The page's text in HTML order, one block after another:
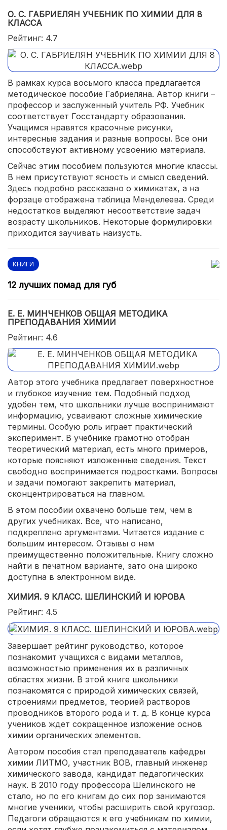
О. С. ГАБРИЕЛЯН УЧЕБНИК ПО ХИМИИ ДЛЯ 8
КЛАССА
Рейтинг: 4.7
В рамках курса восьмого класса предлагается
методическое пособие Габриеляна. Автор книги –
профессор и заслуженный учитель РФ. Учебник
соответствует Госстандарту образования.
Учащимся нравятся красочные рисунки,
интересные задания и разные вопросы. Все они
способствуют активному усвоению материала.
Сейчас этим пособием пользуются многие классы.
В нем присутствуют ясность и смысл сведений.
Здесь подробно рассказано о химикатах, а на
форзаце отображена таблица Менделеева. Среди
недостатков выделяют несоответствие задач
возрасту школьников. Некоторые формулировки
приходится заучивать наизусть.
КНИГИ
12 лучших помад для губ
Е. Е. МИНЧЕНКОВ ОБЩАЯ МЕТОДИКА
ПРЕПОДАВАНИЯ ХИМИИ
Рейтинг: 4.6
Автор этого учебника предлагает поверхностное
и глубокое изучение тем. Подобный подход
удобен тем, что школьники лучше воспринимают
информацию, усваивают сложные химические
термины. Особую роль играет практический
эксперимент. В учебнике грамотно отобран
теоретический материал, есть много примеров,
которые поясняют изложенные сведения. Текст
свободно воспринимается подростками. Вопросы
и задачи помогают закрепить материал,
сконцентрироваться на главном.
В этом пособии охвачено больше тем, чем в
других учебниках. Все, что написано,
подкреплено аргументами. Читается издание с
большим интересом. Отзывы о нем
преимущественно положительные. Книгу сложно
найти в печатном варианте, зато она широко
доступна в электронном виде.
ХИМИЯ. 9 КЛАСС. ШЕЛИНСКИЙ И ЮРОВА
Рейтинг: 4.5
Завершает рейтинг руководство, которое
познакомит учащихся с видами металлов,
возможностью применения их в различных
областях жизни. В этой книге школьники
познакомятся с природой химических связей,
строениями предметов, теорией растворов
проводников второго рода и т. д. В конце курса
учеников ждет сокращенное изложение основ
химии органических элементов.
Автором пособия стал преподаватель кафедры
химии ЛИТМО, участник ВОВ, главный инженер
химического завода, кандидат педагогических
наук. В 2010 году профессора Шелинского не
стало, но по его книгам до сих пор занимаются
многие ученики, чтобы расширить свой кругозор.
Педагоги обращаются к его учебникам по химии,